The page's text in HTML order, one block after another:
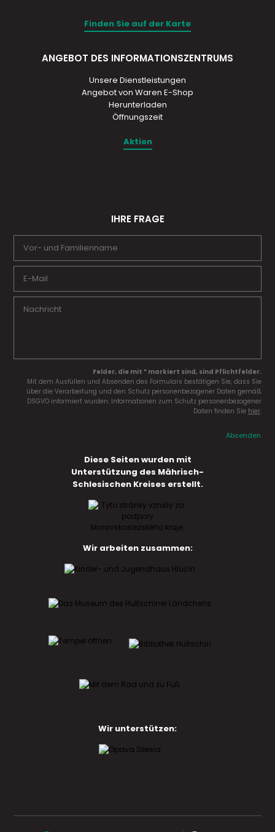
Finden Sie auf der Karte
ANGEBOT DES INFORMATIONSZENTRUMS
Unsere Dienstleistungen
Angebot von Waren E-Shop
Herunterladen
Öffnungszeit
Aktion
IHRE FRAGE
Felder, die mit * markiert sind, sind Pflichtfelder.
Mit dem Ausfüllen und Absenden des Formulars bestätigen Sie, dass Sie
über die Verarbeitung und den Schutz personenbezogener Daten gemäß
DSGVO informiert wurden. Informationen zum Schutz personenbezogener
Daten finden Sie hier.
Absenden
Diese Seiten wurden mit
Unterstützung des Mährisch-
Schlesischen Kreises erstellt.
Wir arbeiten zusammen:
Wir unterstützen: